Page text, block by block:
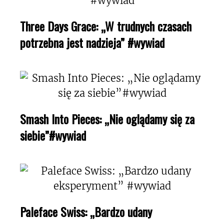
Three Days Grace: „W trudnych czasach
potrzebna jest nadzieja” #wywiad
Smash Into Pieces: „Nie oglądamy się za
siebie”#wywiad
Paleface Swiss: „Bardzo udany